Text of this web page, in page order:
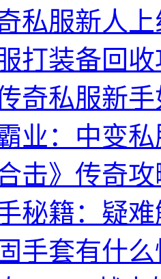
私服新人
打装备回
奇私服新
业：中变
击》传奇
秘籍：疑
手套有什么